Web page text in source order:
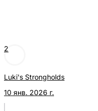
2
Luki's Strongholds
10 янв. 2026 г.